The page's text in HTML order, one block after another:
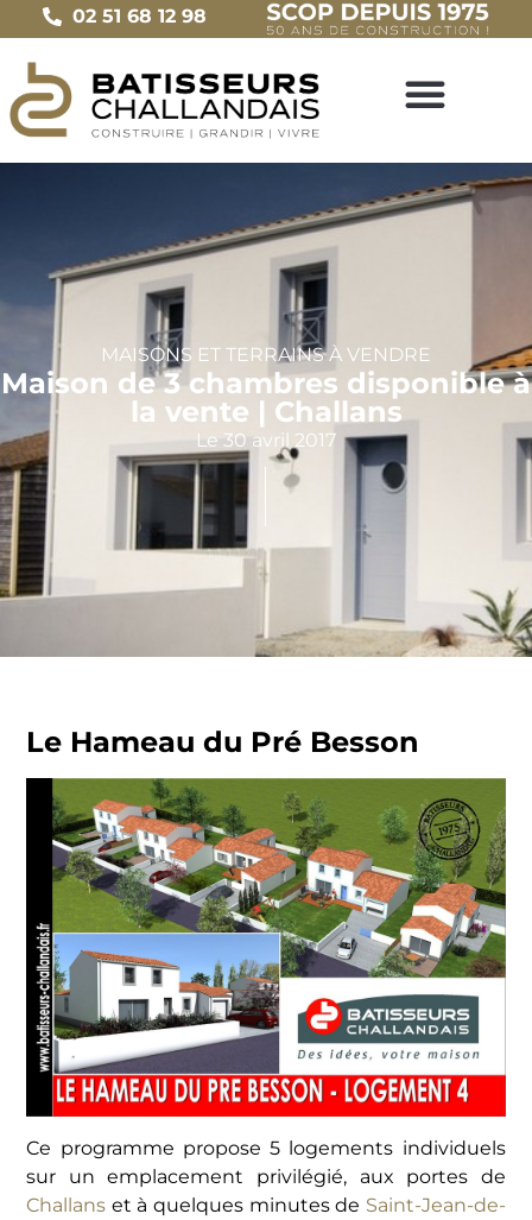
02 51 68 12 98
MAISONS ET TERRAINS À VENDRE
Maison de 3 chambres disponible à
la vente | Challans
Le 30 avril 2017
Le Hameau du Pré Besson
Ce programme propose 5 logements individuels
sur un emplacement privilégié, aux portes de
Challans et à quelques minutes de Saint-Jean-de-